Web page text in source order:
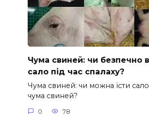
Чума свиней: чи безпечно
сало під час спалаху?
Чума свиней: чи можна їсти
чума свиней?
0 78